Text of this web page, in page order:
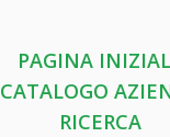
PAGINA
CATALOGO
RICERCA